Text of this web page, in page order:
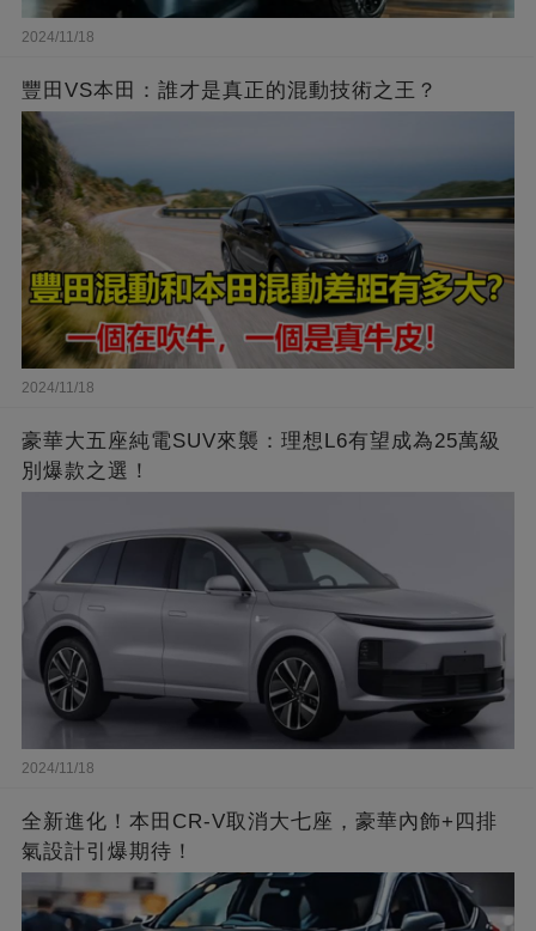
2024/11/18
豐田VS本田：誰才是真正的混動技術之王？
2024/11/18
豪華大五座純電SUV來襲：理想L6有望成為25萬級
別爆款之選！
2024/11/18
全新進化！本田CR-V取消大七座，豪華內飾+四排
氣設計引爆期待！